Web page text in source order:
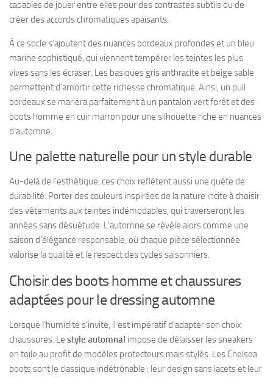
capables de jouer entre elles pour des contrastes subtils ou de
créer des accords chromatiques apaisants.
À ce socle s’ajoutent des nuances bordeaux profondes et un bleu
marine sophistiqué, qui viennent tempérer les teintes les plus
vives sans les écraser. Les basiques gris anthracite et beige sable
permettent d’amortir cette richesse chromatique. Ainsi, un pull
bordeaux se mariera parfaitement à un pantalon vert forêt et des
boots homme en cuir marron pour une silhouette riche en nuances
d’automne.
Une palette naturelle pour un style durable
Au-delà de l’esthétique, ces choix reflètent aussi une quête de
durabilité. Porter des couleurs inspirées de la nature incite à choisir
des vêtements aux teintes indémodables, qui traverseront les
années sans désuétude. L’automne se révèle alors comme une
saison d’élégance responsable, où chaque pièce sélectionnée
valorise la qualité et le respect des cycles saisonniers.
Choisir des boots homme et chaussures
adaptées pour le dressing automne
Lorsque l’humidité s’invite, il est impératif d’adapter son choix
chaussures. Le style automnal impose de délaisser les sneakers
en toile au profit de modèles protecteurs mais stylés. Les Chelsea
boots sont le classique indétrônable : leur design sans lacets et leur